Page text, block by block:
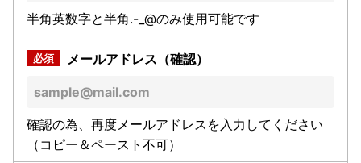
半角英数字と半角.-_@のみ使用可能です
メールアドレス（確認）
確認の為、再度メールアドレスを入力してください
（コピー＆ペースト不可）